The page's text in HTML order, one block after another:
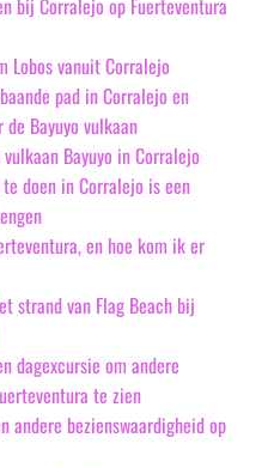
Lobos vanuit Corralejo
pad in Corralejo en
Bayuyo vulkaan
Bayuyo in Corralejo
doen in Corralejo is een
en hoe kom ik er
strand van Flag Beach bij
dagexcursie om andere
te zien
andere bezienswaardigheid op